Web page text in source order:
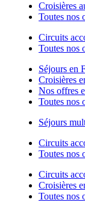
Croisières
Toutes nos
Circuits
Toutes nos
Séjours en
Croisières
Nos offres
Toutes nos
Séjours
Circuits
Toutes nos
Circuits
Croisières
Toutes nos